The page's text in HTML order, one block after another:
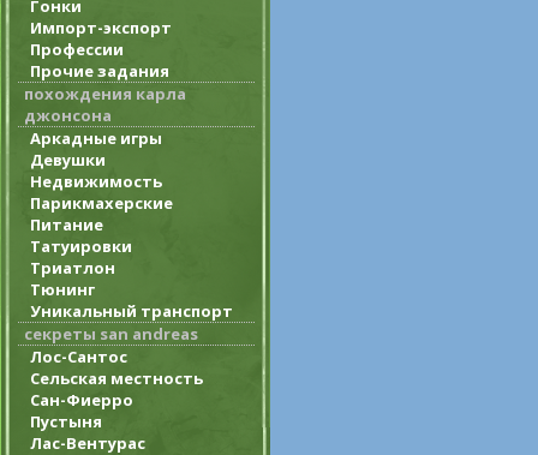
Гонки
Импорт-экспорт
Профессии
Прочие задания
похождения карла
джонсона
Аркадные игры
Девушки
Недвижимость
Парикмахерские
Питание
Татуировки
Триатлон
Тюнинг
Уникальный транспорт
секреты san andreas
Лос-Сантос
Сельская местность
Сан-Фиерро
Пустыня
Лас-Вентурас